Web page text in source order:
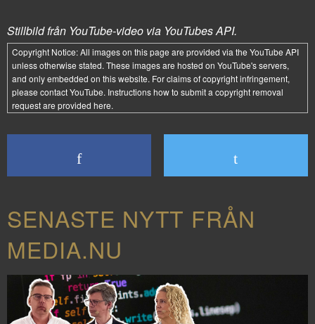
Stillbild från YouTube-video via YouTubes API.
Copyright Notice:All images on this page are provided via the YouTube API
unless otherwise stated. These images are hosted on YouTube's servers,
and only embedded on this website. For claims of copyright infringement,
please contact YouTube. Instructions how to submit a copyright removal
request are provided here.
SENASTE NYTT FRÅN
MEDIA.NU